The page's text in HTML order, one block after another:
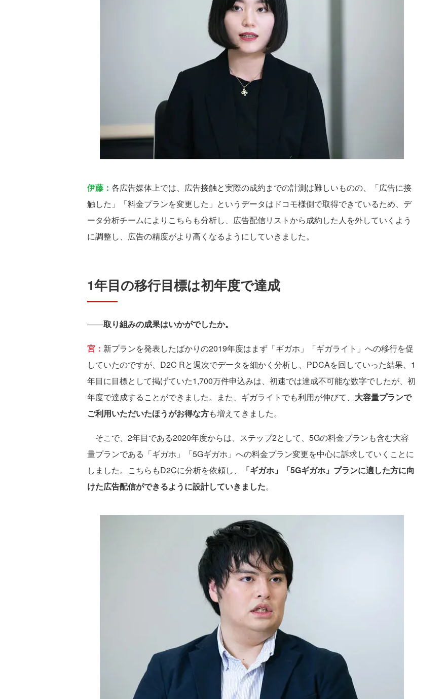
伊藤： 各広告媒体上では、広告接触と実際の成約までの計測は難しいものの、「広告に接
触した」「料金プランを変更した」というデータはドコモ様側で取得できているため、デ
ータ分析チームによりこちらも分析し、広告配信リストから成約した人を外していくよう
に調整し、広告の精度がより高くなるようにしていきました。
1年目の移行目標は初年度で達成
――取り組みの成果はいかがでしたか。
宮： 新プランを発表したばかりの2019年度はまず「ギガホ」「ギガライト」への移行を促
していたのですが、D2C Rと週次でデータを細かく分析し、PDCAを回していった結果、1
年目に目標として掲げていた1,700万件申込みは、初速では達成不可能な数字でしたが、初
年度で達成することができました。また、ギガライトでも利用が伸びて、 大容量プランで
ご利用いただいたほうがお得な方も増えてきました。
そこで、2年目である2020年度からは、ステップ2として、5Gの料金プランも含む大容
量プランである「ギガホ」「5Gギガホ」への料金プラン変更を中心に訴求していくことに
しました。こちらもD2Cに分析を依頼し、
「ギガホ」「5Gギガホ」プランに適した方に向
けた広告配信ができるように設計していきました。